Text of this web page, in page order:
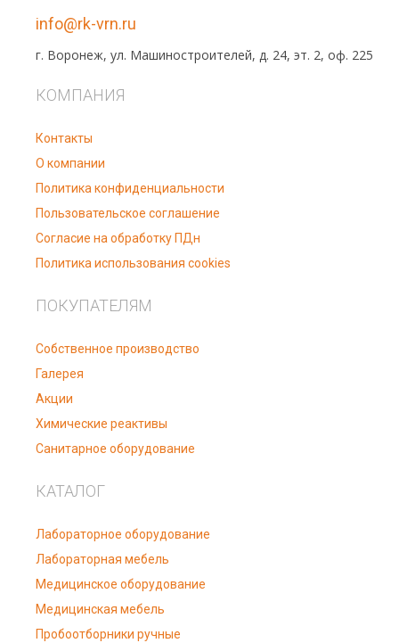
info@rk-vrn.ru
г. Воронеж, ул. Машиностроителей, д. 24, эт. 2, оф. 225
КОМПАНИЯ
Контакты
О компании
Политика конфиденциальности
Пользовательское соглашение
Согласие на обработку ПДн
Политика использования cookies
ПОКУПАТЕЛЯМ
Собственное производство
Галерея
Акции
Химические реактивы
Санитарное оборудование
КАТАЛОГ
Лабораторное оборудование
Лабораторная мебель
Медицинское оборудование
Медицинская мебель
Пробоотборники ручные